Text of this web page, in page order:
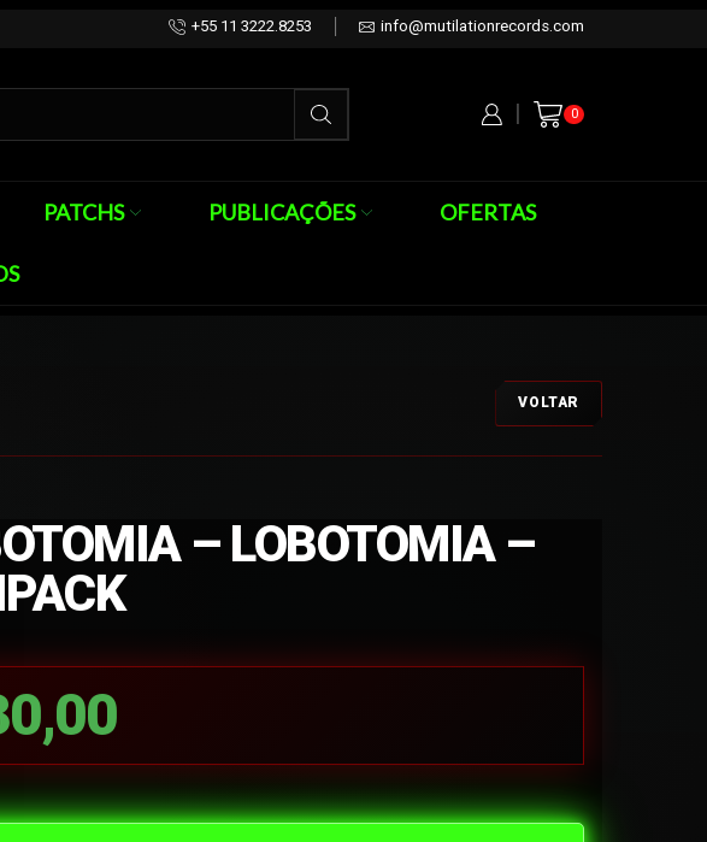
+55 11 3222.8253 info@mutilationrecords.com
0
PATCHS PUBLICAÇÕES OFERTAS
VOLTAR
– LOBOTOMIA –